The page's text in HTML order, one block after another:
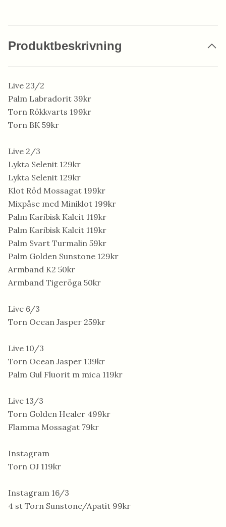
Produktbeskrivning
Live 23/2
Palm Labradorit 39kr
Torn Rökkvarts 199kr
Torn BK 59kr
Live 2/3
Lykta Selenit 129kr
Lykta Selenit 129kr
Klot Röd Mossagat 199kr
Mixpåse med Miniklot 199kr
Palm Karibisk Kalcit 119kr
Palm Karibisk Kalcit 119kr
Palm Svart Turmalin 59kr
Palm Golden Sunstone 129kr
Armband K2 50kr
Armband Tigeröga 50kr
Live 6/3
Torn Ocean Jasper 259kr
Live 10/3
Torn Ocean Jasper 139kr
Palm Gul Fluorit m mica 119kr
Live 13/3
Torn Golden Healer 499kr
Flamma Mossagat 79kr
Instagram
Torn OJ 119kr
Instagram 16/3
4 st Torn Sunstone/Apatit 99kr